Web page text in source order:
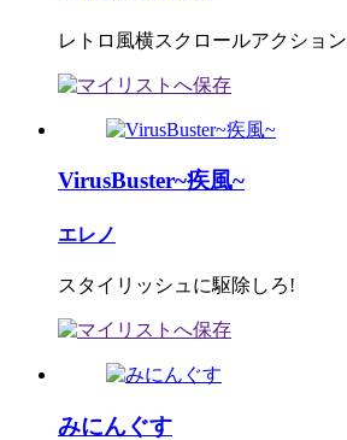
レトロ風横スクロールアクション
VirusBuster~疾風~
エレノ
スタイリッシュに駆除しろ!
みにんぐす